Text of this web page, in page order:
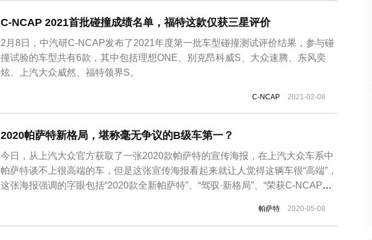
C-NCAP 2021首批碰撞成绩名单，福特这款仅获三星评价
2月8日，中汽研C-NCAP发布了2021年度第一批车型碰撞测试评价结果，参与碰
撞试验的车型共有6款，其中包括理想ONE、别克昂科威S、大众速腾、东风奕
炫、上汽大众威然、福特领界S。
C-NCAP 2021-02-08
2020帕萨特新格局，堪称毫无争议的B级车第一？
今日，从上汽大众官方获取了一张2020款帕萨特的宣传海报，在上汽大众车系中
帕萨特谈不上很高端的车，但是这张宣传海报看起来就让人觉得这辆车很“高端”，
这张海报强调的字眼包括“2020款全新帕萨特”、“驾驭·新格局”、“荣获C-NCAP五
月20日正式上市的，新车共计推出搭载1.4T/2.0T两种动力共计8款车型，售价区
间为18...
帕萨特 2020-05-08